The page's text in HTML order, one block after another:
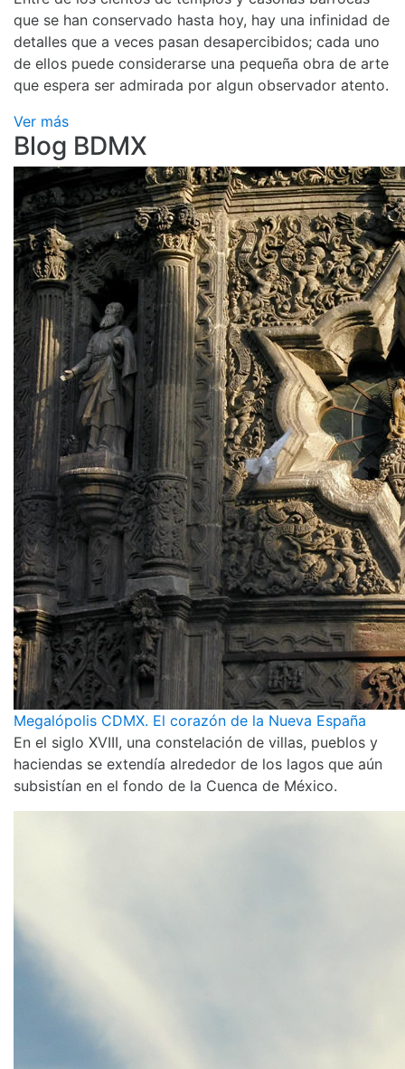
que se han conservado hasta hoy, hay una infinidad de
detalles que a veces pasan desapercibidos; cada uno
de ellos puede considerarse una pequeña obra de arte
que espera ser admirada por algun observador atento.
Ver más
Blog BDMX
Megalópolis CDMX. El corazón de la Nueva España
En el siglo XVIII, una constelación de villas, pueblos y
haciendas se extendía alrededor de los lagos que aún
subsistían en el fondo de la Cuenca de México.